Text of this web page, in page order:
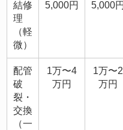
結修
理
（軽
微）
5,000円
5,000円
配管
破
裂・
交換
（一
1万〜4
万円
1万〜2
万円